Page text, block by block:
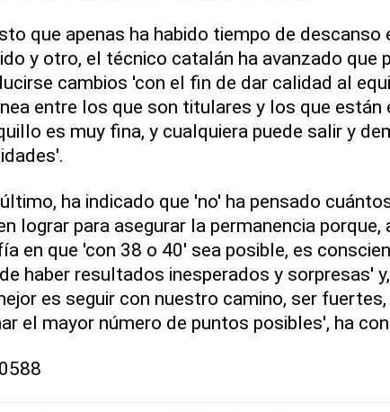
que apenas ha habido tiempo de descanso
y otro, el técnico catalán ha avanzado que
cambios 'con el fin de dar calidad al
entre los que son titulares y los que están
es muy fina, y cualquiera puede salir y
ha indicado que 'no' ha pensado
lograr para asegurar la permanencia porque,
en que 'con 38 o 40' sea posible, es
haber resultados inesperados y sorpresas'
es seguir con nuestro camino, ser
el mayor número de puntos posibles', ha